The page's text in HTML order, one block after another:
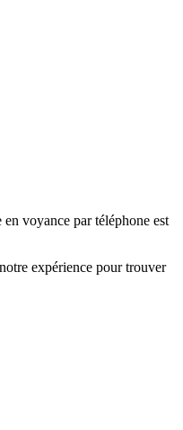
voyance par téléphone est
expérience pour trouver